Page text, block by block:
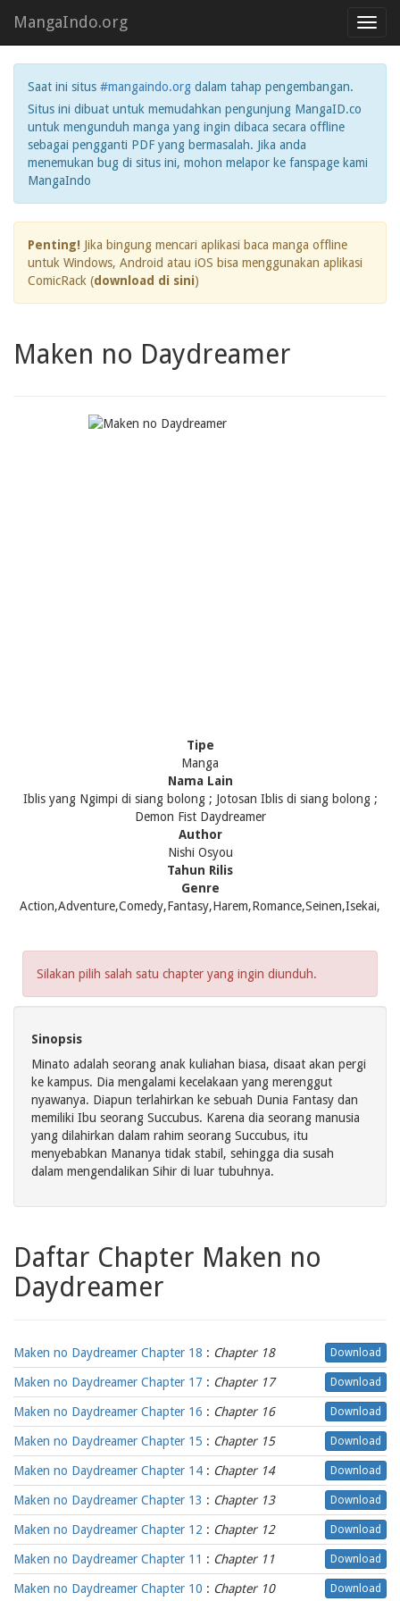
MangaIndo.org
Saat ini situs #mangaindo.org dalam tahap pengembangan.
Situs ini dibuat untuk memudahkan pengunjung MangaID.co
untuk mengunduh manga yang ingin dibaca secara offline
sebagai pengganti PDF yang bermasalah. Jika anda
menemukan bug di situs ini, mohon melapor ke fanspage kami
MangaIndo
Penting! Jika bingung mencari aplikasi baca manga offline
untuk Windows, Android atau iOS bisa menggunakan aplikasi
ComicRack (download di sini)
Maken no Daydreamer
Tipe
Manga
Nama Lain
Iblis yang Ngimpi di siang bolong ; Jotosan Iblis di siang bolong ;
Demon Fist Daydreamer
Author
Nishi Osyou
Tahun Rilis
Genre
Action,Adventure,Comedy,Fantasy,Harem,Romance,Seinen,Isekai,
Silakan pilih salah satu chapter yang ingin diunduh.
Sinopsis
Minato adalah seorang anak kuliahan biasa, disaat akan pergi
ke kampus. Dia mengalami kecelakaan yang merenggut
nyawanya. Diapun terlahirkan ke sebuah Dunia Fantasy dan
memiliki Ibu seorang Succubus. Karena dia seorang manusia
yang dilahirkan dalam rahim seorang Succubus, itu
menyebabkan Mananya tidak stabil, sehingga dia susah
dalam mengendalikan Sihir di luar tubuhnya.
Daftar Chapter Maken no
Daydreamer
Maken no Daydreamer Chapter 18 : Chapter 18 Download
Maken no Daydreamer Chapter 17 : Chapter 17 Download
Maken no Daydreamer Chapter 16 : Chapter 16 Download
Maken no Daydreamer Chapter 15 : Chapter 15 Download
Maken no Daydreamer Chapter 14 : Chapter 14 Download
Maken no Daydreamer Chapter 13 : Chapter 13 Download
Maken no Daydreamer Chapter 12 : Chapter 12 Download
Maken no Daydreamer Chapter 11 : Chapter 11 Download
Maken no Daydreamer Chapter 10 : Chapter 10 Download